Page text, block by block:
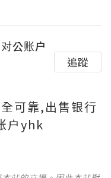
公账户
追蹤
可靠,出售银行
户yhk